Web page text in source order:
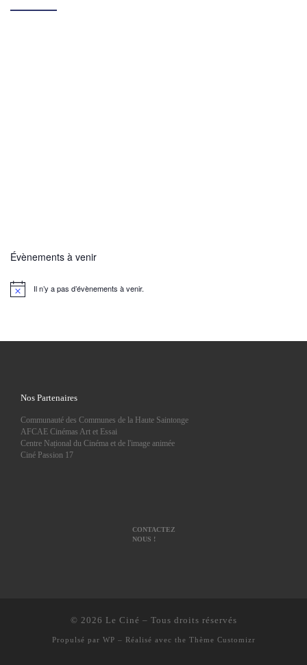
Évènements à venir
e
Il n’y a pas d’évènements à venir.
Nos Partenaires
Communauté des Communes de la Haute Saintonge
AFCAE Cinémas Art et Essai
Centre Național du Cinéma et de l'image animée
Ciné Passion 17
CONTACTEZ
NOUS !
© 2026 Le Ciné – Tous droits réservés
Propulsé par WP – Réalisé avec the Thème Customizr